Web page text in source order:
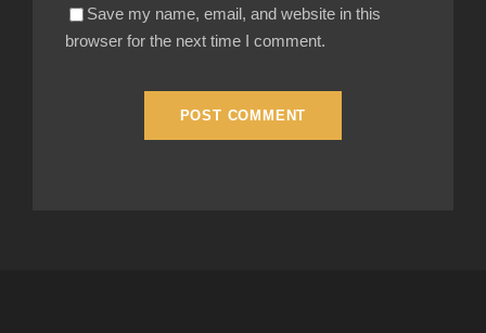
Save my name, email, and website in this
browser for the next time I comment.